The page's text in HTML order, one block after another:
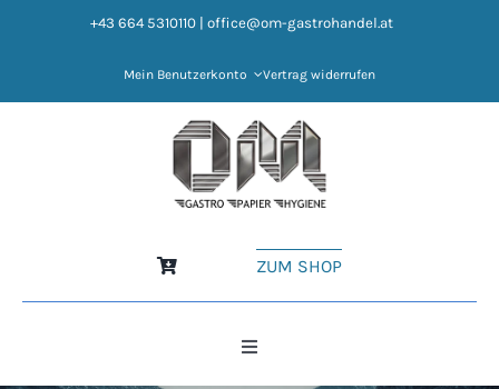
+43 664 5310110 office@om-gastrohandel.at
Mein Benutzerkonto Vertrag widerrufen
ZUM SHOP
Toggle